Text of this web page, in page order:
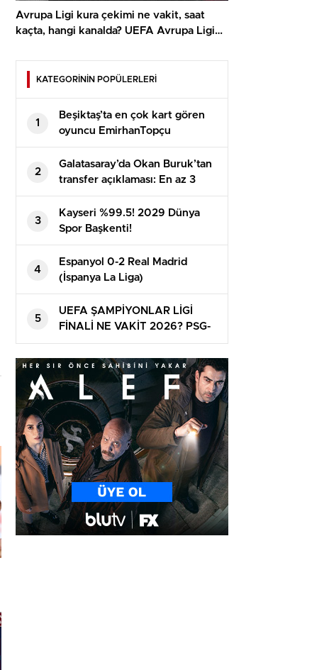
Avrupa Ligi kura çekimi ne vakit, saat
kaçta, hangi kanalda? UEFA Avrupa Ligi
rakipleri
KATEGORİNİN POPÜLERLERİ
1
Beşiktaş’ta en çok kart gören
oyuncu EmirhanTopçu
2
Galatasaray’da Okan Buruk’tan
transfer açıklaması: En az 3
oyuncu daha alınacak | Mauro
Icardi, Boey, Nelsson…
3
Kayseri %99.5! 2029 Dünya
Spor Başkenti!
4
Espanyol 0-2 Real Madrid
(İspanya La Liga)
5
UEFA ŞAMPİYONLAR LİGİ
FİNALİ NE VAKİT 2026? PSG-
Arsenal maçı ne vakit ve
nerede oynanacak? Finalin ismi
belirli oldu!